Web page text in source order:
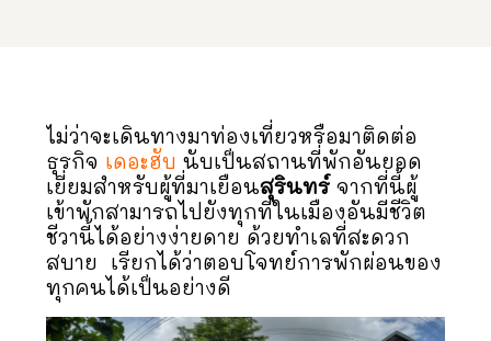
ไม่ว่าจะเดินทางมาท่องเที่ยวหรือมาติดต่อ
ธุรกิจ เดอะฮับ นับเป็นสถานที่พักอันยอด
เยี่ยมสำหรับผู้ที่มาเยือนสุรินทร์ จากที่นี้ผู้
เข้าพักสามารถไปยังทุกที่ในเมืองอันมีชีวิต
ชีวานี้ได้อย่างง่ายดาย ด้วยทำเลที่สะดวก
สบาย เรียกได้ว่าตอบโจทย์การพักผ่อนของ
ทุกคนได้เป็นอย่างดี